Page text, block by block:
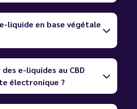
liquide en base végétale
e-liquides au CBD
électronique ?